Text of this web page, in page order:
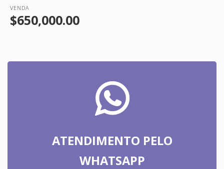
VENDA
$650,000.00
ATENDIMENTO PELO
WHATSAPP